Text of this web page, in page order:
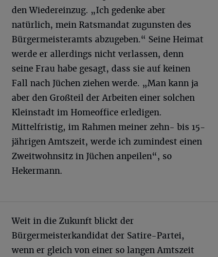
den Wiedereinzug. „Ich gedenke aber
natürlich, mein Ratsmandat zugunsten des
Bürgermeisteramts abzugeben.“ Seine Heimat
werde er allerdings nicht verlassen, denn
seine Frau habe gesagt, dass sie auf keinen
Fall nach Jüchen ziehen werde. „Man kann ja
aber den Großteil der Arbeiten einer solchen
Kleinstadt im Homeoffice erledigen.
Mittelfristig, im Rahmen meiner zehn- bis 15-
jährigen Amtszeit, werde ich zumindest einen
Zweitwohnsitz in Jüchen anpeilen“, so
Hekermann.
Weit in die Zukunft blickt der
Bürgermeisterkandidat der Satire-Partei,
wenn er gleich von einer so langen Amtszeit